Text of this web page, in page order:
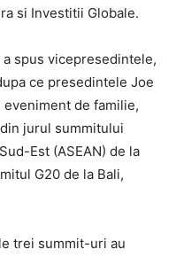
si Investitii Globale.
a spus vicepresedintele,
ce presedintele Joe
de familie,
jurul summitului
Est (ASEAN) de la
G20 de la Bali,
trei summit-uri au